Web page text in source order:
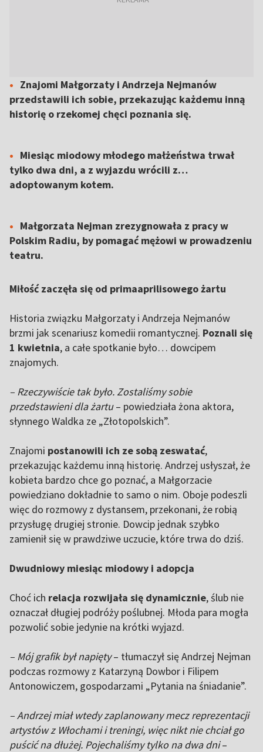
Znajomi Małgorzaty i Andrzeja Nejmanów
przedstawili ich sobie, przekazując każdemu inną
historię o rzekomej chęci poznania się.
Miesiąc miodowy młodego małżeństwa trwał
tylko dwa dni, a z wyjazdu wrócili z…
adoptowanym kotem.
Małgorzata Nejman zrezygnowała z pracy w
Polskim Radiu, by pomagać mężowi w prowadzeniu
teatru.
Miłość zaczęła się od primaaprilisowego żartu
Historia związku Małgorzaty i Andrzeja Nejmanów
brzmi jak scenariusz komedii romantycznej. Poznali się
1 kwietnia, a całe spotkanie było… dowcipem
znajomych.
– Rzeczywiście tak było. Zostaliśmy sobie
przedstawieni dla żartu– powiedziała żona aktora,
słynnego Waldka ze „Złotopolskich”.
Znajomi postanowili ich ze sobą zeswatać,
przekazując każdemu inną historię. Andrzej usłyszał, że
kobieta bardzo chce go poznać, a Małgorzacie
powiedziano dokładnie to samo o nim. Oboje podeszli
więc do rozmowy z dystansem, przekonani, że robią
przysługę drugiej stronie. Dowcip jednak szybko
zamienił się w prawdziwe uczucie, które trwa do dziś.
Dwudniowy miesiąc miodowy i adopcja
Choć ich relacja rozwijała się dynamicznie, ślub nie
oznaczał długiej podróży poślubnej. Młoda para mogła
pozwolić sobie jedynie na krótki wyjazd.
– Mój grafik był napięty– tłumaczył się Andrzej Nejman
podczas rozmowy z Katarzyną Dowbor i Filipem
Antonowiczem, gospodarzami „Pytania na śniadanie”.
– Andrzej miał wtedy zaplanowany mecz reprezentacji
artystów z Włochami i treningi, więc nikt nie chciał go
puścić na dłużej. Pojechaliśmy tylko na dwa dni–